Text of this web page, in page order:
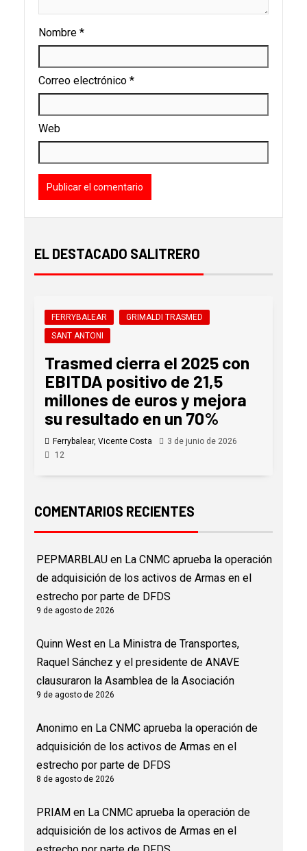
Nombre *
Correo electrónico *
Web
EL DESTACADO SALITRERO
FERRYBALEAR
GRIMALDI TRASMED
SANT ANTONI
Trasmed cierra el 2025 con
EBITDA positivo de 21,5
millones de euros y mejora
su resultado en un 70%
Ferrybalear, Vicente Costa
3 de junio de 2026
12
COMENTARIOS RECIENTES
PEPMARBLAU en La CNMC aprueba la operación
de adquisición de los activos de Armas en el
estrecho por parte de DFDS
9 de agosto de 2026
Quinn West en La Ministra de Transportes,
Raquel Sánchez y el presidente de ANAVE
clausuraron la Asamblea de la Asociación
9 de agosto de 2026
Anonimo en La CNMC aprueba la operación de
adquisición de los activos de Armas en el
estrecho por parte de DFDS
8 de agosto de 2026
PRIAM en La CNMC aprueba la operación de
adquisición de los activos de Armas en el